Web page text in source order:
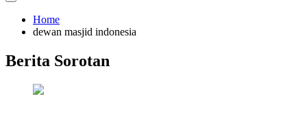
Home
dewan masjid indonesia
Berita Sorotan